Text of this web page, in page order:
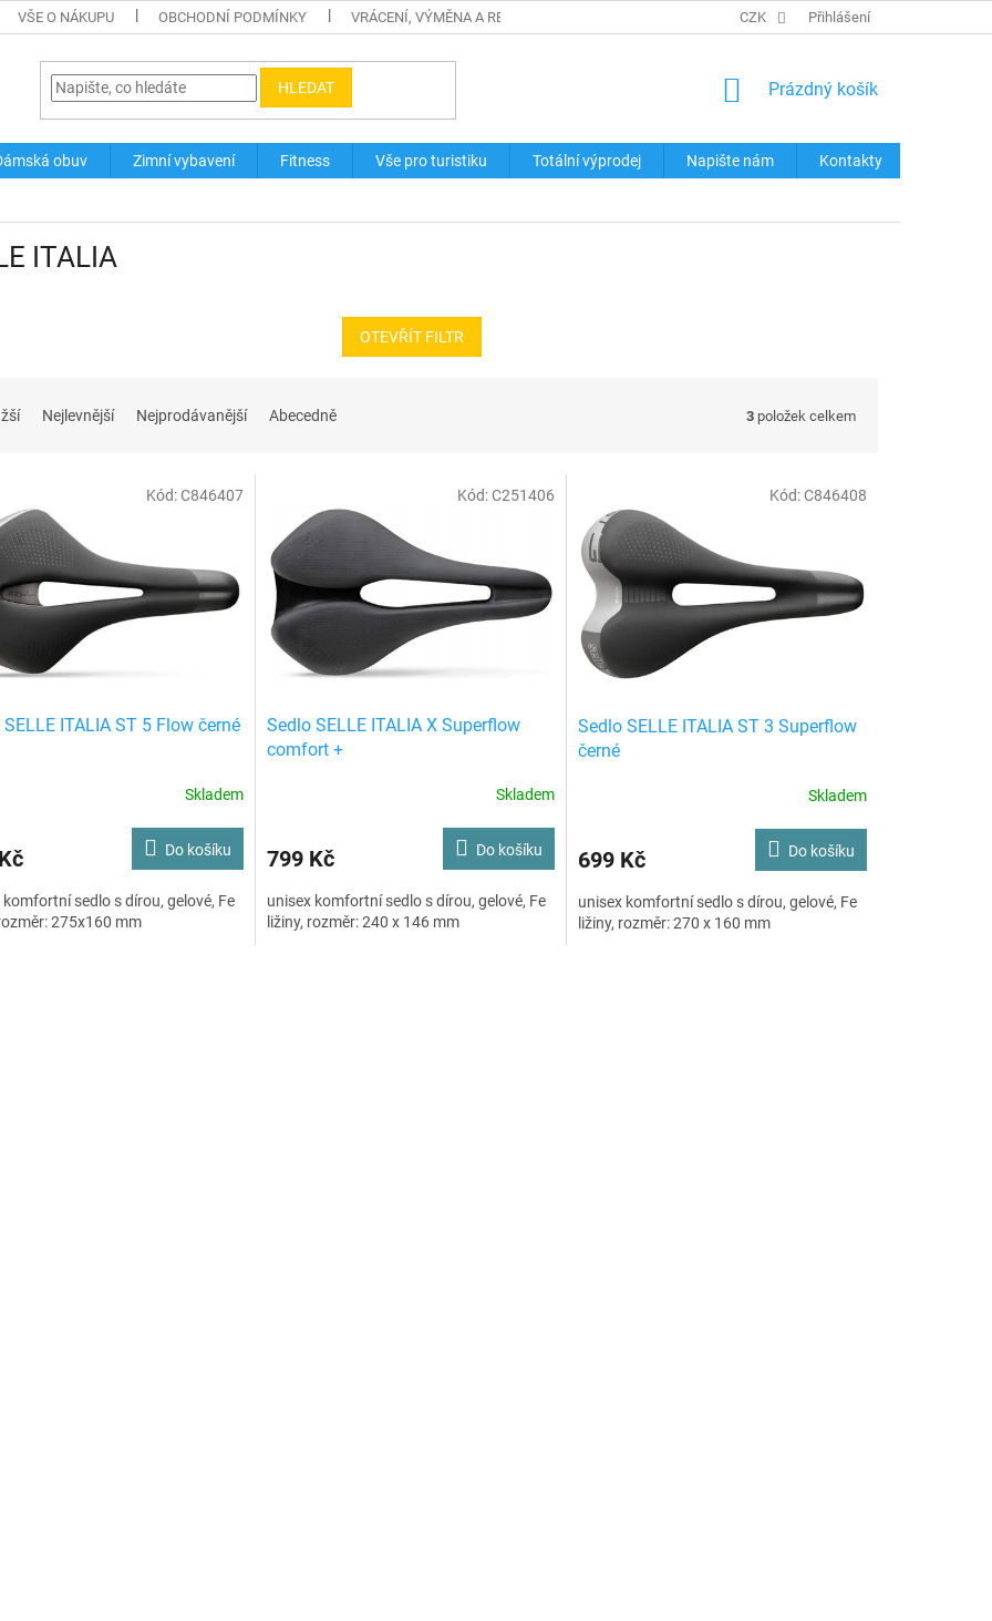
VŠE O NÁKUPU OBCHODNÍ PODMÍNKY VRÁCENÍ, VÝMĚNA A REKLAMACE ZBOŽÍ TABULKY VELIKOSTÍ
CZK Přihlášení
HLEDAT
NÁKUPNÍ
Prázdný košík
obuv Zimní vybavení Fitness Vše pro turistiku Totální výprodej Napište nám Kontakty
ITALIA
OTEVŘÍT FILTR
Nejlevnější Nejprodávanější Abecedně 3 položek celkem
ITALIA ST 5 Flow černé
Skladem
Do košíku
sedlo s dírou, gelové, Fe
275x160 mm
Kód:C846407
Sedlo SELLE ITALIA X Superflow
comfort +
Skladem
799 Kč Do košíku
unisex komfortní sedlo s dírou, gelové, Fe
ližiny, rozměr: 240 x 146 mm
Kód:C251406
Sedlo SELLE ITALIA ST 3 Superflow
černé
Skladem
699 Kč Do košíku
unisex komfortní sedlo s dírou, gelové, Fe
ližiny, rozměr: 270 x 160 mm
Kód:C846408